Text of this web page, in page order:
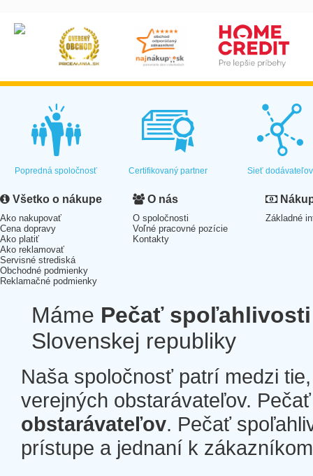
Popredná spoločnosť Certifikovaný partner Sieť dodávateľov
Všetko o nákupe
Ako nakupovať
Cena dopravy
Ako platiť
Ako reklamovať
Servisné strediská
Obchodné podmienky
Reklamačné podmienky
O nás
O spoločnosti
Voľné pracovné pozície
Kontakty
Základné
Máme Pečať spoľahlivosti
Slovenskej republiky
Naša spoločnosť patrí medzi
verejných obstarávateľov.
obstarávateľov. Pečať
prístupe a jednaní k